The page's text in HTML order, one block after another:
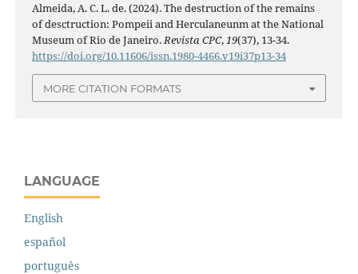
Almeida, A. C. L. de. (2024). The destruction of the remains
of desctruction: Pompeii and Herculaneunm at the National
Museum of Rio de Janeiro.Revista CPC,19(37), 13-34.
https://doi.org/10.11606/issn.1980-4466.v19i37p13-34
MORE CITATION FORMATS
LANGUAGE
English
español
português